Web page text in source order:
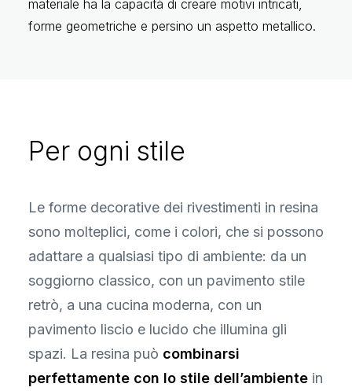
materiale ha la capacità di creare motivi intricati,
forme geometriche e persino un aspetto metallico.
Per ogni stile
Le forme decorative dei rivestimenti in resina
sono molteplici, come i colori, che si possono
adattare a qualsiasi tipo di ambiente: da un
soggiorno classico, con un pavimento stile
retrò, a una cucina moderna, con un
pavimento liscio e lucido che illumina gli
spazi. La resina può combinarsi
perfettamente con lo stile dell’ambiente in